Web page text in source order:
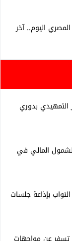
اليوم.. آخر
بدوري
المالي في
بإذاعة جلسات